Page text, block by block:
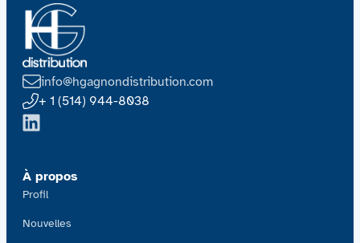
Contactez-nous
Acquisitions
info@hgagnondistribution.com
+ 1 (514) 944-8038
À propos
Profil
Nouvelles